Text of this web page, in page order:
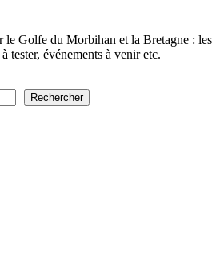
le Golfe du Morbihan et la Bretagne : les
tester, événements à venir etc.
Rechercher